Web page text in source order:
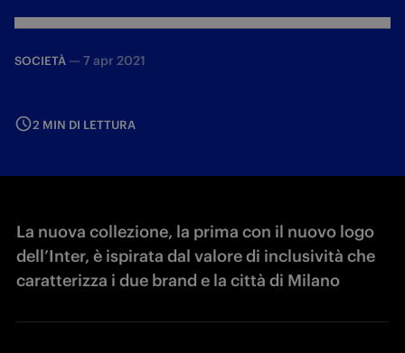
SOCIETÀ — 7 apr 2021
2 MIN DI LETTURA
La nuova collezione, la prima con il nuovo logo
dell’Inter, è ispirata dal valore di inclusività che
caratterizza i due brand e la città di Milano